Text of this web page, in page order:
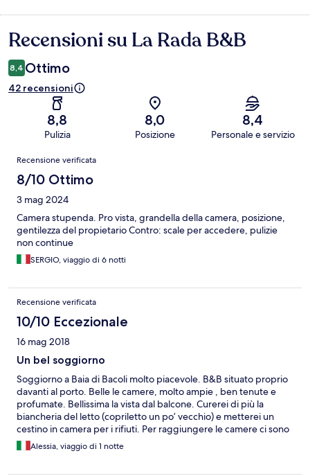
Recensioni
Recensioni su La Rada B&B
8,4 Ottimo
42 recensioni
8,8
Pulizia
8,0
Posizione
8,4
Personale e servizio
Recensioni
Recensione verificata
8/10 Ottimo
3 mag 2024
Camera stupenda. Pro vista, grandella della camera, posizione,
gentilezza del propietario Contro: scale per accedere, pulizie
non continue
SERGIO, viaggio di 6 notti
Recensione verificata
10/10 Eccezionale
16 mag 2018
Un bel soggiorno
Soggiorno a Baia di Bacoli molto piacevole. B&B situato proprio
davanti al porto. Belle le camere, molto ampie , ben tenute e
profumate. Bellissima la vista dal balcone. Curerei di più la
biancheria del letto (copriletto un po’ vecchio) e metterei un
cestino in camera per i rifiuti. Per raggiungere le camere ci sono
delle scale molto ripide, non adatto per chi ha qualche difficoltà
a farle.
Alessia, viaggio di 1 notte